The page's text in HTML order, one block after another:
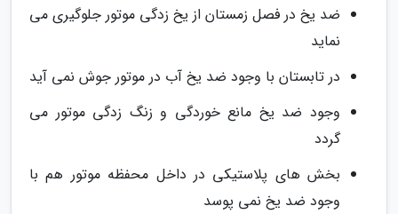
ضد یخ در فصل زمستان از یخ زدگی موتور جلوگیری می
نماید
در تابستان با وجود ضد یخ آب در موتور جوش نمی آید
وجود ضد یخ مانع خوردگی و زنگ زدگی موتور می
گردد
بخش های پلاستیکی در داخل محفظه موتور هم با
وجود ضد یخ نمی پوسد